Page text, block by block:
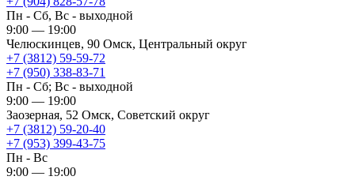
Пн - Сб, Вс - выходной
9:00 — 19:00
Челюскинцев, 90 Омск, ​Центральный округ
+7 (3812) 59-59-72
+7 (950) 338-83-71
Пн - Сб; Вс - выходной
9:00 — 19:00
Заозерная, 52 Омск, ​Советский округ
+7 (3812) 59-20-40
+7 (953) 399-43-75
Пн - Вс
9:00 — 19:00